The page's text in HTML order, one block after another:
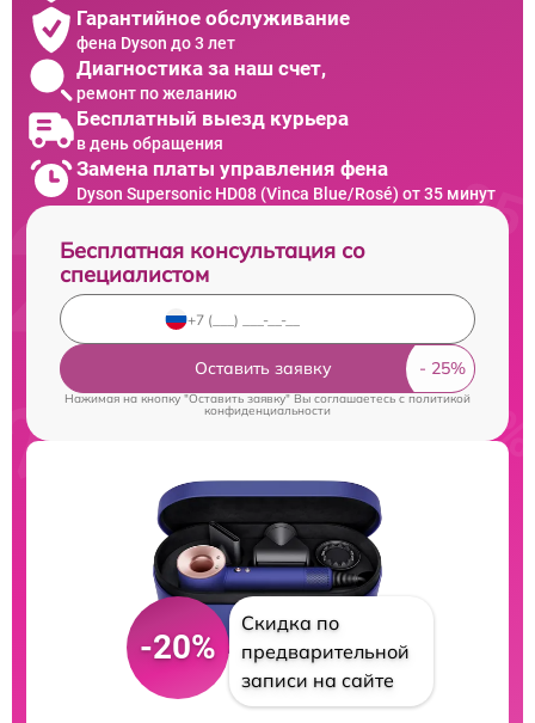
Гарантийное обслуживание
фена Dyson до 3 лет
Диагностика за наш счет,
ремонт по желанию
Бесплатный выезд курьера
в день обращения
Замена платы управления фена
Dyson Supersonic HD08 (Vinca Blue/Rosé) от 35 минут
Бесплатная консультация со
специалистом
Оставить заявку
Нажимая на кнопку "Оставить заявку" Вы соглашаетесь cполитикой
конфиденциальности
-20%
Скидка по
предварительной
записи на сайте